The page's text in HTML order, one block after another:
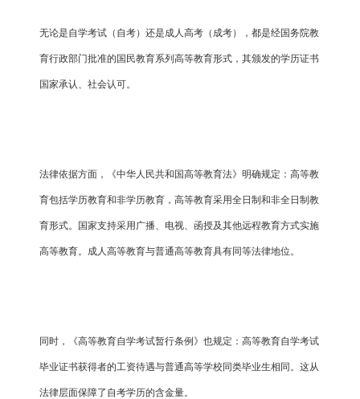
无论是自学考试（自考）还是成人高考（成考），都是经国务院教
育行政部门批准的国民教育系列高等教育形式，其颁发的学历证书
国家承认、社会认可。
法律依据方面，《中华人民共和国高等教育法》明确规定：高等教
育包括学历教育和非学历教育，高等教育采用全日制和非全日制教
育形式。国家支持采用广播、电视、函授及其他远程教育方式实施
高等教育。成人高等教育与普通高等教育具有同等法律地位。
同时，《高等教育自学考试暂行条例》也规定：高等教育自学考试
毕业证书获得者的工资待遇与普通高等学校同类毕业生相同。这从
法律层面保障了自考学历的含金量。